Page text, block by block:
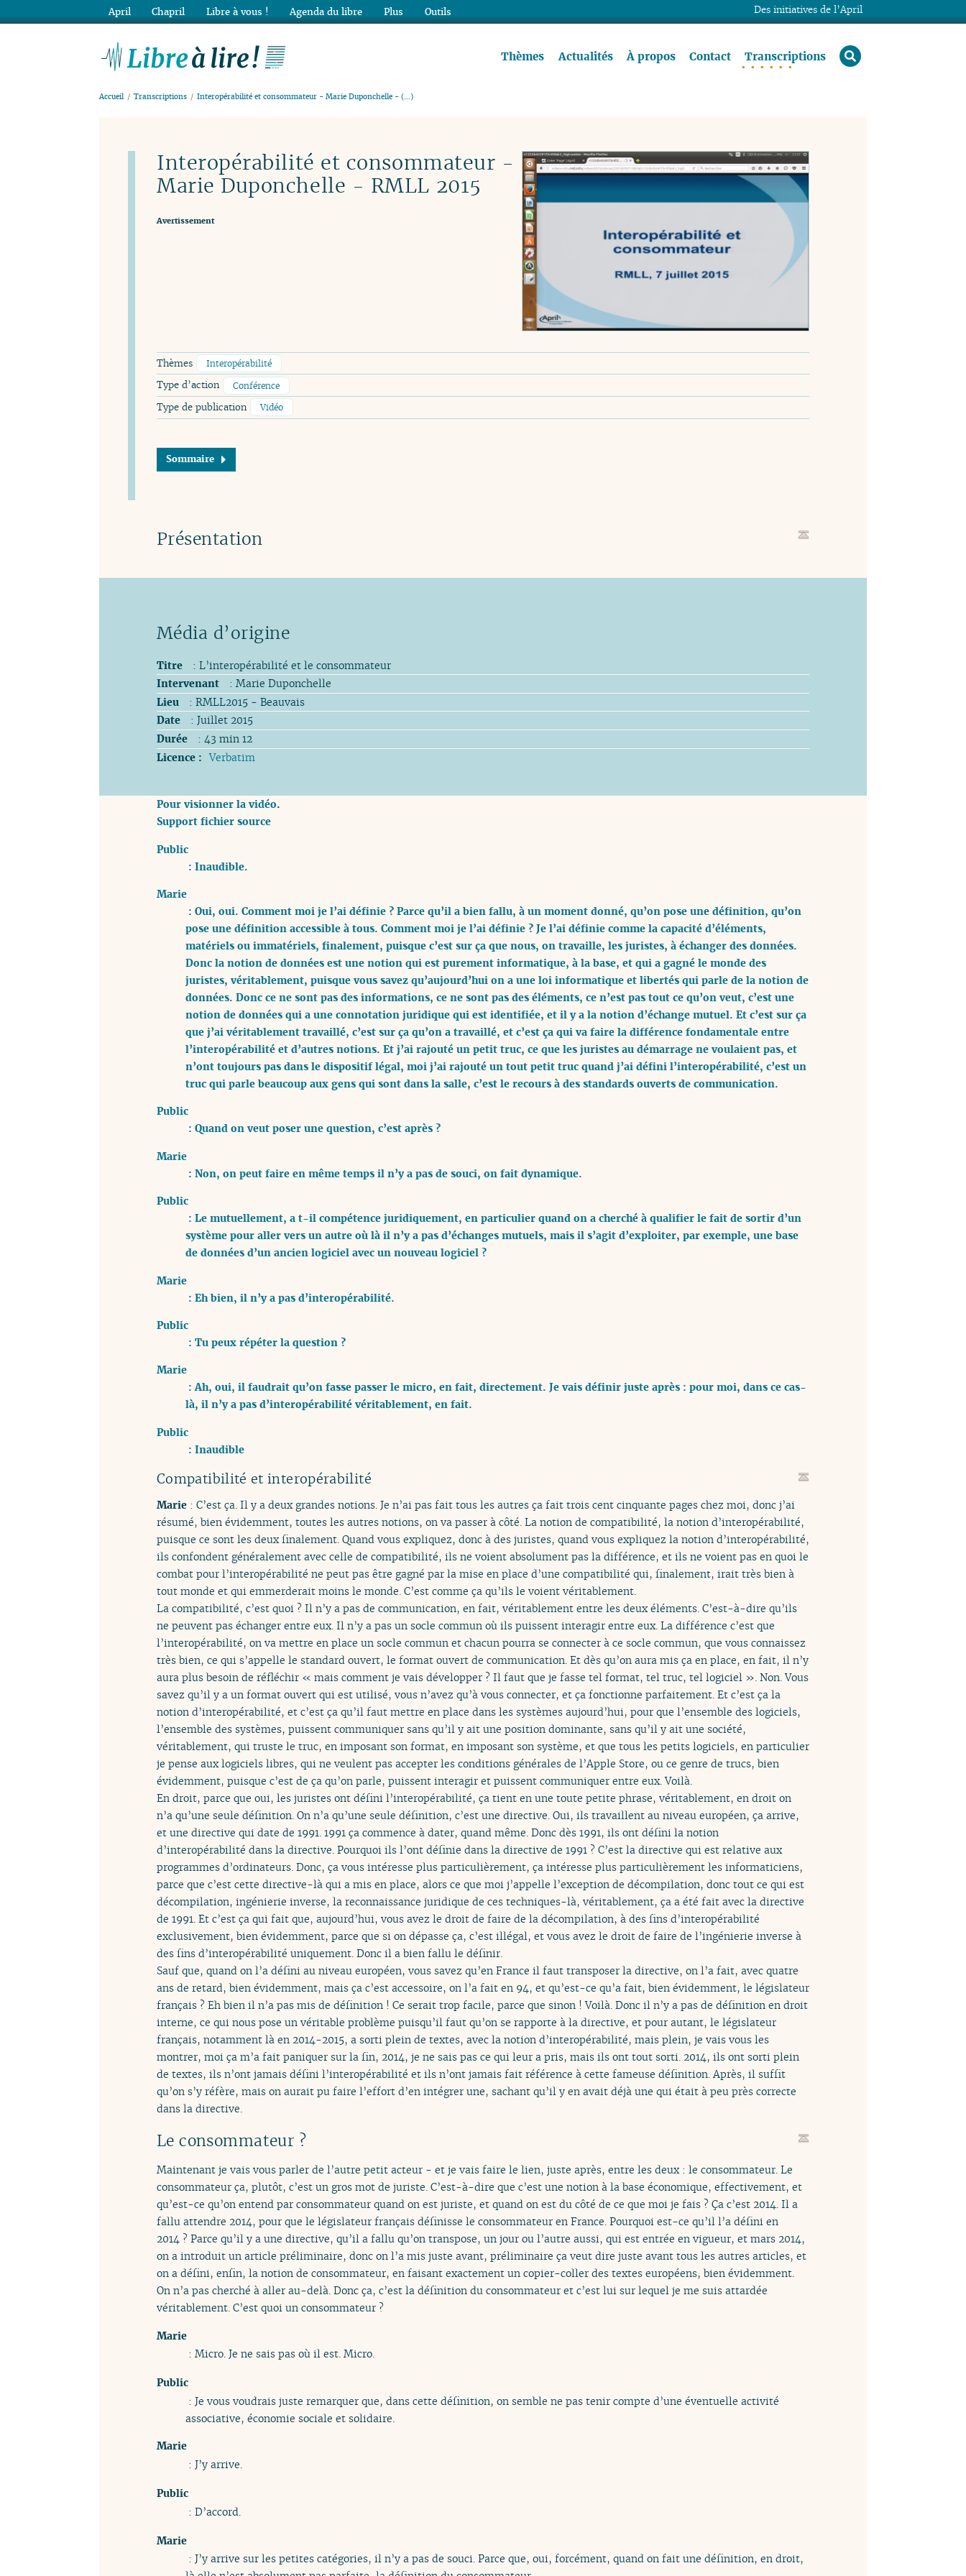
Thèmes Actualités À propos Contact Transcriptions rechercher
Accueil Transcriptions Interopérabilité et consommateur - Marie Duponchelle - (…)
Interopérabilité et consommateur -
Marie Duponchelle - RMLL 2015
Avertissement
Thèmes Interopérabilité
Type d’action Conférence
Type de publication Vidéo
Sommaire
Présentation
Titre
: L’interopérabilité et le consommateur
Intervenant
: Marie Duponchelle
Lieu
: RMLL2015 - Beauvais
Date
: Juillet 2015
Durée
: 43 min 12
Licence : Verbatim
Pour visionner la vidéo.
Support fichier source
Public
: Inaudible.
Marie
: Oui, oui. Comment moi je l’ai définie ? Parce qu’il a bien fallu, à un moment donné, qu’on pose une définition, qu’on
pose une définition accessible à tous. Comment moi je l’ai définie ? Je l’ai définie comme la capacité d’éléments,
matériels ou immatériels, finalement, puisque c’est sur ça que nous, on travaille, les juristes, à échanger des données.
Donc la notion de données est une notion qui est purement informatique, à la base, et qui a gagné le monde des
juristes, véritablement, puisque vous savez qu’aujourd’hui on a une loi informatique et libertés qui parle de la notion de
données. Donc ce ne sont pas des informations, ce ne sont pas des éléments, ce n’est pas tout ce qu’on veut, c’est une
notion de données qui a une connotation juridique qui est identifiée, et il y a la notion d’échange mutuel. Et c’est sur ça
que j’ai véritablement travaillé, c’est sur ça qu’on a travaillé, et c’est ça qui va faire la différence fondamentale entre
l’interopérabilité et d’autres notions. Et j’ai rajouté un petit truc, ce que les juristes au démarrage ne voulaient pas, et
n’ont toujours pas dans le dispositif légal, moi j’ai rajouté un tout petit truc quand j’ai défini l’interopérabilité, c’est un
truc qui parle beaucoup aux gens qui sont dans la salle, c’est le recours à des standards ouverts de communication.
Public
: Quand on veut poser une question, c’est après ?
Marie
: Non, on peut faire en même temps il n’y a pas de souci, on fait dynamique.
Public
: Le mutuellement, a t-il compétence juridiquement, en particulier quand on a cherché à qualifier le fait de sortir d’un
système pour aller vers un autre où là il n’y a pas d’échanges mutuels, mais il s’agit d’exploiter, par exemple, une base
de données d’un ancien logiciel avec un nouveau logiciel ?
Marie
: Eh bien, il n’y a pas d’interopérabilité.
Public
: Tu peux répéter la question ?
Marie
: Ah, oui, il faudrait qu’on fasse passer le micro, en fait, directement. Je vais définir juste après : pour moi, dans ce cas-
là, il n’y a pas d’interopérabilité véritablement, en fait.
Public
: Inaudible
Compatibilité et interopérabilité
Marie : C’est ça. Il y a deux grandes notions. Je n’ai pas fait tous les autres ça fait trois cent cinquante pages chez moi, donc j’ai
résumé, bien évidemment, toutes les autres notions, on va passer à côté. La notion de compatibilité, la notion d’interopérabilité,
puisque ce sont les deux finalement. Quand vous expliquez, donc à des juristes, quand vous expliquez la notion d’interopérabilité,
ils confondent généralement avec celle de compatibilité, ils ne voient absolument pas la différence, et ils ne voient pas en quoi le
combat pour l’interopérabilité ne peut pas être gagné par la mise en place d’une compatibilité qui, finalement, irait très bien à
tout monde et qui emmerderait moins le monde. C’est comme ça qu’ils le voient véritablement.
La compatibilité, c’est quoi ? Il n’y a pas de communication, en fait, véritablement entre les deux éléments. C’est-à-dire qu’ils
ne peuvent pas échanger entre eux. Il n’y a pas un socle commun où ils puissent interagir entre eux. La différence c’est que
l’interopérabilité, on va mettre en place un socle commun et chacun pourra se connecter à ce socle commun, que vous connaissez
très bien, ce qui s’appelle le standard ouvert, le format ouvert de communication. Et dès qu’on aura mis ça en place, en fait, il n’y
aura plus besoin de réfléchir « mais comment je vais développer ? Il faut que je fasse tel format, tel truc, tel logiciel ». Non. Vous
savez qu’il y a un format ouvert qui est utilisé, vous n’avez qu’à vous connecter, et ça fonctionne parfaitement. Et c’est ça la
notion d’interopérabilité, et c’est ça qu’il faut mettre en place dans les systèmes aujourd’hui, pour que l’ensemble des logiciels,
l’ensemble des systèmes, puissent communiquer sans qu’il y ait une position dominante, sans qu’il y ait une société,
véritablement, qui truste le truc, en imposant son format, en imposant son système, et que tous les petits logiciels, en particulier
je pense aux logiciels libres, qui ne veulent pas accepter les conditions générales de l’Apple Store, ou ce genre de trucs, bien
évidemment, puisque c’est de ça qu’on parle, puissent interagir et puissent communiquer entre eux. Voilà.
En droit, parce que oui, les juristes ont défini l’interopérabilité, ça tient en une toute petite phrase, véritablement, en droit on
n’a qu’une seule définition. On n’a qu’une seule définition, c’est une directive. Oui, ils travaillent au niveau européen, ça arrive,
et une directive qui date de 1991. 1991 ça commence à dater, quand même. Donc dès 1991, ils ont défini la notion
d’interopérabilité dans la directive. Pourquoi ils l’ont définie dans la directive de 1991 ? C’est la directive qui est relative aux
programmes d’ordinateurs. Donc, ça vous intéresse plus particulièrement, ça intéresse plus particulièrement les informaticiens,
parce que c’est cette directive-là qui a mis en place, alors ce que moi j’appelle l’exception de décompilation, donc tout ce qui est
décompilation, ingénierie inverse, la reconnaissance juridique de ces techniques-là, véritablement, ça a été fait avec la directive
de 1991. Et c’est ça qui fait que, aujourd’hui, vous avez le droit de faire de la décompilation, à des fins d’interopérabilité
exclusivement, bien évidemment, parce que si on dépasse ça, c’est illégal, et vous avez le droit de faire de l’ingénierie inverse à
des fins d’interopérabilité uniquement. Donc il a bien fallu le définir.
Sauf que, quand on l’a défini au niveau européen, vous savez qu’en France il faut transposer la directive, on l’a fait, avec quatre
ans de retard, bien évidemment, mais ça c’est accessoire, on l’a fait en 94, et qu’est-ce qu’a fait, bien évidemment, le législateur
français ? Eh bien il n’a pas mis de définition ! Ce serait trop facile, parce que sinon ! Voilà. Donc il n’y a pas de définition en droit
interne, ce qui nous pose un véritable problème puisqu’il faut qu’on se rapporte à la directive, et pour autant, le législateur
français, notamment là en 2014-2015, a sorti plein de textes, avec la notion d’interopérabilité, mais plein, je vais vous les
montrer, moi ça m’a fait paniquer sur la fin, 2014, je ne sais pas ce qui leur a pris, mais ils ont tout sorti. 2014, ils ont sorti plein
de textes, ils n’ont jamais défini l’interopérabilité et ils n’ont jamais fait référence à cette fameuse définition. Après, il suffit
qu’on s’y réfère, mais on aurait pu faire l’effort d’en intégrer une, sachant qu’il y en avait déjà une qui était à peu près correcte
dans la directive.
Le consommateur ?
Maintenant je vais vous parler de l’autre petit acteur - et je vais faire le lien, juste après, entre les deux : le consommateur. Le
consommateur ça, plutôt, c’est un gros mot de juriste. C’est-à-dire que c’est une notion à la base économique, effectivement, et
qu’est-ce qu’on entend par consommateur quand on est juriste, et quand on est du côté de ce que moi je fais ? Ça c’est 2014. Il a
fallu attendre 2014, pour que le législateur français définisse le consommateur en France. Pourquoi est-ce qu’il l’a défini en
2014 ? Parce qu’il y a une directive, qu’il a fallu qu’on transpose, un jour ou l’autre aussi, qui est entrée en vigueur, et mars 2014,
on a introduit un article préliminaire, donc on l’a mis juste avant, préliminaire ça veut dire juste avant tous les autres articles, et
on a défini, enfin, la notion de consommateur, en faisant exactement un copier-coller des textes européens, bien évidemment.
On n’a pas cherché à aller au-delà. Donc ça, c’est la définition du consommateur et c’est lui sur lequel je me suis attardée
véritablement. C’est quoi un consommateur ?
Marie
: Micro. Je ne sais pas où il est. Micro.
Public
: Je vous voudrais juste remarquer que, dans cette définition, on semble ne pas tenir compte d’une éventuelle activité
associative, économie sociale et solidaire.
Marie
: J’y arrive.
Public
: D’accord.
Marie
: J’y arrive sur les petites catégories, il n’y a pas de souci. Parce que, oui, forcément, quand on fait une définition, en droit,
Des initiatives de l’April
April Chapril Libre à vous ! Agenda du libre Plus Outils